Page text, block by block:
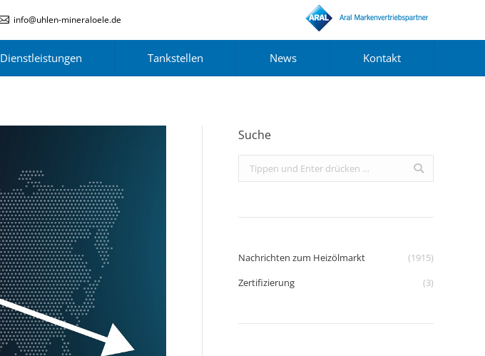
info@uhlen-mineraloele.de
Dienstleistungen Tankstellen News Kontakt
Suche
Search:
Nachrichten zum Heizölmarkt
(1915)
Zertifizierung
(3)